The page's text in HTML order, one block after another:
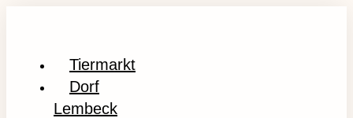
Tiermarkt
Dorf
Lembeck